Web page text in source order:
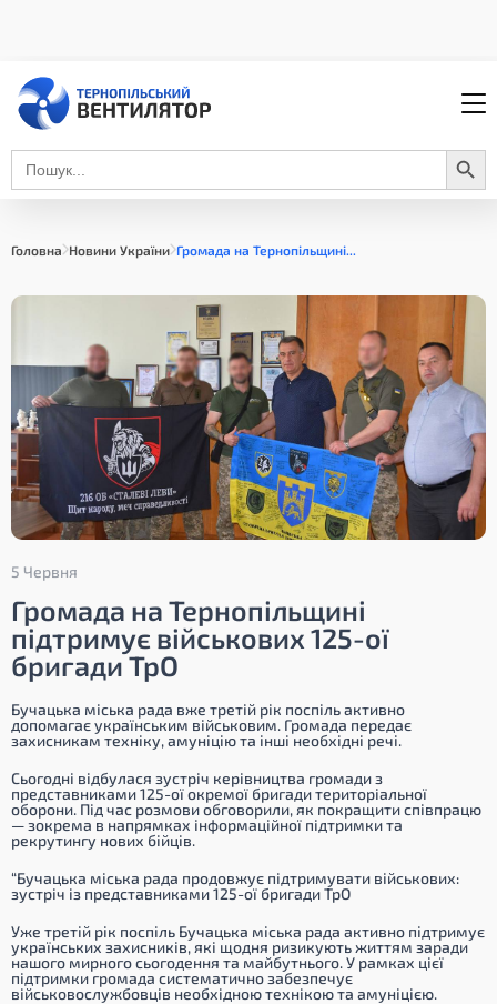
Search
for:
Search Button
Головна Новини України Громада на Тернопільщині...
5 Червня
Громада на Тернопільщині
підтримує військових 125-ої
бригади ТрО
Бучацька міська рада вже третій рік поспіль активно
допомагає українським військовим. Громада передає
захисникам техніку, амуніцію та інші необхідні речі.
Сьогодні відбулася зустріч керівництва громади з
представниками 125-ої окремої бригади територіальної
оборони. Під час розмови обговорили, як покращити співпрацю
— зокрема в напрямках інформаційної підтримки та
рекрутингу нових бійців.
“Бучацька міська рада продовжує підтримувати військових:
зустріч із представниками 125-ої бригади ТрО
Уже третій рік поспіль Бучацька міська рада активно підтримує
українських захисників, які щодня ризикують життям заради
нашого мирного сьогодення та майбутнього. У рамках цієї
підтримки громада систематично забезпечує
військовослужбовців необхідною технікою та амуніцією.